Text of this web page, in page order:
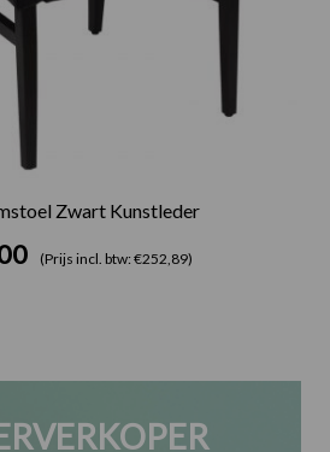
Zwart Kunstleder
(Prijs incl. btw: €252,89)